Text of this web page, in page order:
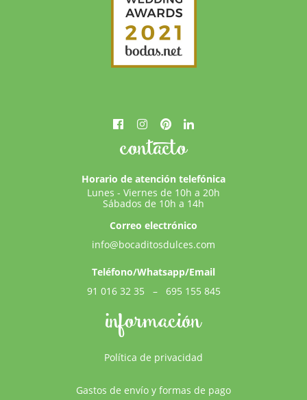
información
Política de privacidad
Gastos de envío y formas de pago
contacto
Horario de atención telefónica
Lunes - Viernes de 10h a 20h
Sábados de 10h a 14h
Correo electrónico
info@bocaditosdulces.com
Teléfono/Whatsapp/Email
91 016 32 35
– 695 155 845